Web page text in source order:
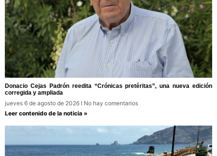
Donacio Cejas Padrón reedita “Crónicas pretéritas”, una nueva edición
corregida y ampliada
jueves 6 de agosto de 2026
No hay comentarios
Leer contenido de la noticia »